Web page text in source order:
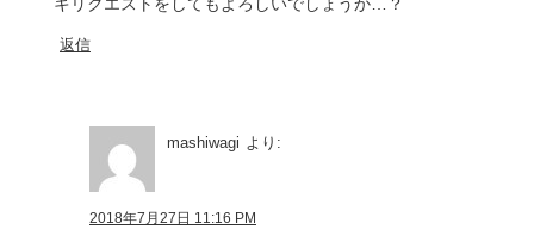
キリクエストをしてもよろしいでしょうか…？
返信
mashiwagi より:
2018年7月27日 11:16 PM